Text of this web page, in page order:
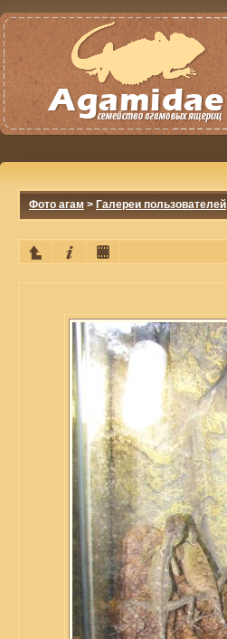
Фото агам > Галереи пользователей